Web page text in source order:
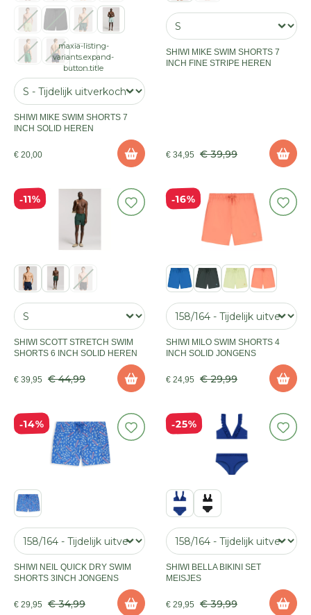
maxia-listing-
variants.expand-
button.title
SHIWI MIKE SWIM SHORTS 7
INCH SOLID HEREN
€ 20,00
SHIWI MIKE SWIM SHORTS 7
INCH FINE STRIPE HEREN
€ 34,95 € 39,99
11%
SHIWI SCOTT STRETCH SWIM
SHORTS 6 INCH SOLID HEREN
€ 39,95 € 44,99
16%
SHIWI MILO SWIM SHORTS 4
INCH SOLID JONGENS
€ 24,95 € 29,99
14%
SHIWI NEIL QUICK DRY SWIM
SHORTS 3INCH JONGENS
€ 29,95 € 34,99
25%
SHIWI BELLA BIKINI SET
MEISJES
€ 29,95 € 39,99